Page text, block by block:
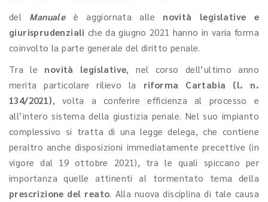
del Manualeè aggiornata alle novità legislative e
giurisprudenziali che da giugno 2021 hanno in varia forma
coinvolto la parte generale del diritto penale.
Tra le novità legislative, nel corso dell’ultimo anno
merita particolare rilievo la riforma Cartabia
(l. n.
134/2021), volta a conferire efficienza al processo e
all’intero sistema della giustizia penale. Nel suo impianto
complessivo si tratta di una legge delega, che contiene
peraltro anche disposizioni immediatamente precettive (in
vigore dal 19 ottobre 2021), tra le quali spiccano per
importanza quelle attinenti al tormentato tema della
prescrizione del reato. Alla nuova disciplina di tale causa